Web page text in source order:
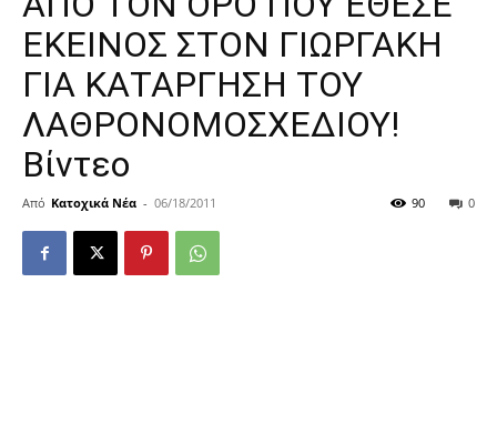
ΕΚΕΙΝΟΣ ΣΤΟΝ ΓΙΩΡΓΑΚΗ
ΓΙΑ ΚΑΤΑΡΓΗΣΗ ΤΟΥ
ΛΑΘΡΟΝΟΜΟΣΧΕΔΙΟΥ!
Βίντεο
Από Κατοχικά Νέα - 06/18/2011 0
90